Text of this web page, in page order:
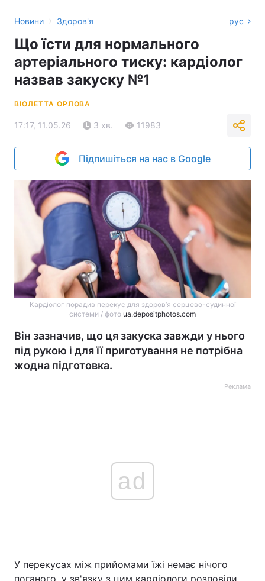
Новини › Здоров'я рус
Що їсти для нормального
артеріального тиску: кардіолог
назвав закуску №1
ВІОЛЕТТА ОРЛОВА
17:17, 11.05.26 3 хв. 11983
Підпишіться на нас в Google
Кардіолог порадив перекус для здоров’я серцево-судинної
системи / фото ua.depositphotos.com
Він зазначив, що ця закуска завжди у нього
під рукою і для її приготування не потрібна
жодна підготовка.
Реклама
ad
У перекусах між прийомами їжі немає нічого
поганого, у зв'язку з цим кардіологи розповіли,